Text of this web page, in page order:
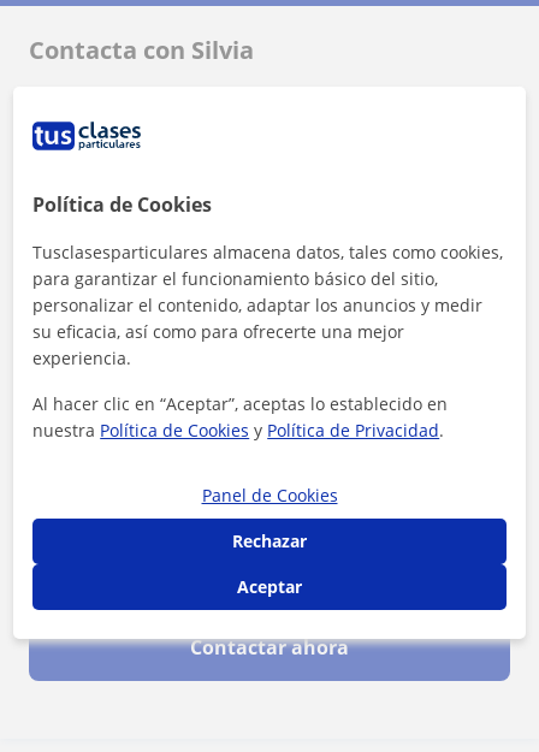
Contacta con Silvia
Tarifa
aviso legal
Contactar ahora
Política de Cookies
Tusclasesparticulares almacena datos, tales como cookies,
para garantizar el funcionamiento básico del sitio,
personalizar el contenido, adaptar los anuncios y medir
su eficacia, así como para ofrecerte una mejor
experiencia.
Al hacer clic en “Aceptar”, aceptas lo establecido en
nuestra Política de Cookies y Política de Privacidad.
Panel de Cookies
Rechazar
Aceptar